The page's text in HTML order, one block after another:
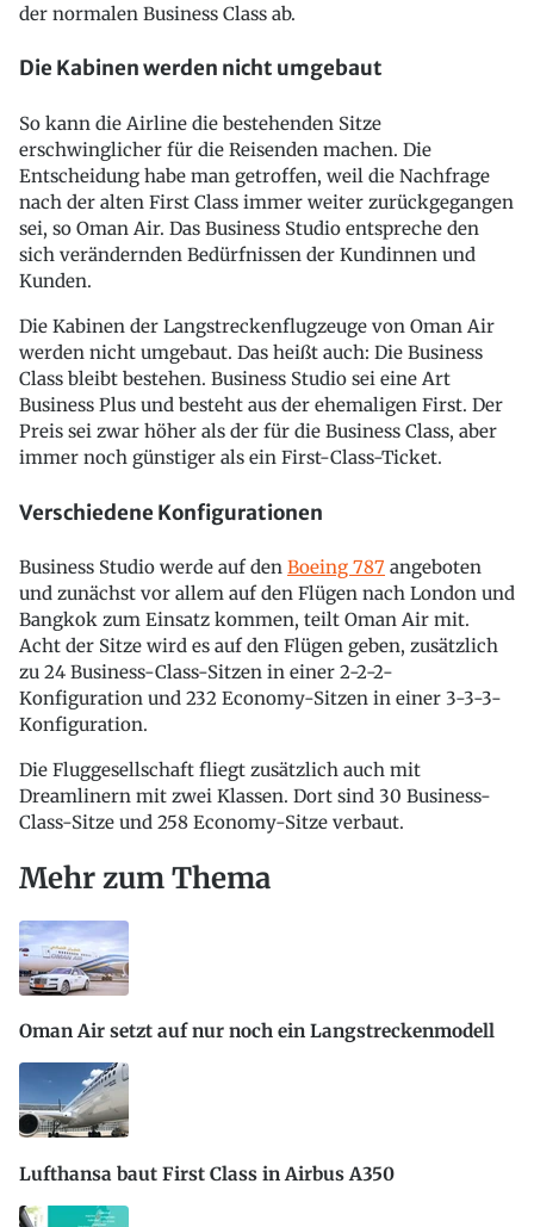
der normalen Business Class ab.
Die Kabinen werden nicht umgebaut
So kann die Airline die bestehenden Sitze
erschwinglicher für die Reisenden machen. Die
Entscheidung habe man getroffen, weil die Nachfrage
nach der alten First Class immer weiter zurückgegangen
sei, so Oman Air. Das Business Studio entspreche den
sich verändernden Bedürfnissen der Kundinnen und
Kunden.
Die Kabinen der Langstreckenflugzeuge von Oman Air
werden nicht umgebaut. Das heißt auch: Die Business
Class bleibt bestehen. Business Studio sei eine Art
Business Plus und besteht aus der ehemaligen First. Der
Preis sei zwar höher als der für die Business Class, aber
immer noch günstiger als ein First-Class-Ticket.
Verschiedene Konfigurationen
Business Studio werde auf den Boeing 787 angeboten
und zunächst vor allem auf den Flügen nach London und
Bangkok zum Einsatz kommen, teilt Oman Air mit.
Acht der Sitze wird es auf den Flügen geben, zusätzlich
zu 24 Business-Class-Sitzen in einer 2-2-2-
Konfiguration und 232 Economy-Sitzen in einer 3-3-3-
Konfiguration.
Die Fluggesellschaft fliegt zusätzlich auch mit
Dreamlinern mit zwei Klassen. Dort sind 30 Business-
Class-Sitze und 258 Economy-Sitze verbaut.
Mehr zum Thema
Oman Air setzt auf nur noch ein Langstreckenmodell
Lufthansa baut First Class in Airbus A350